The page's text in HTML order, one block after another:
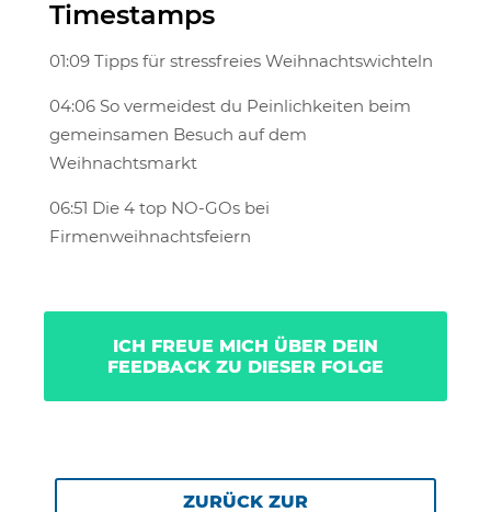
Timestamps
01:09 Tipps für stressfreies Weihnachtswichteln
04:06 So vermeidest du Peinlichkeiten beim
gemeinsamen Besuch auf dem
Weihnachtsmarkt
06:51 Die 4 top NO-GOs bei
Firmenweihnachtsfeiern
ICH FREUE MICH ÜBER DEIN
FEEDBACK ZU DIESER FOLGE
ZURÜCK ZUR